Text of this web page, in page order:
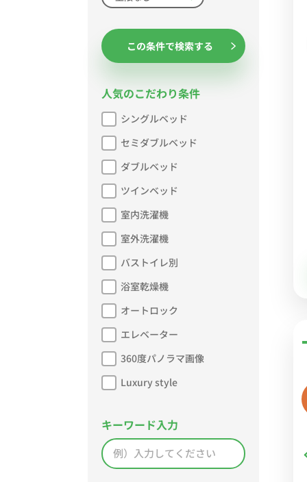
この条件で検索する
人気のこだわり条件
シングルベッド
セミダブルベッド
ダブルベッド
ツインベッド
室内洗濯機
室外洗濯機
バストイレ別
浴室乾燥機
オートロック
エレベーター
360度パノラマ画像
Luxury style
キーワード入力